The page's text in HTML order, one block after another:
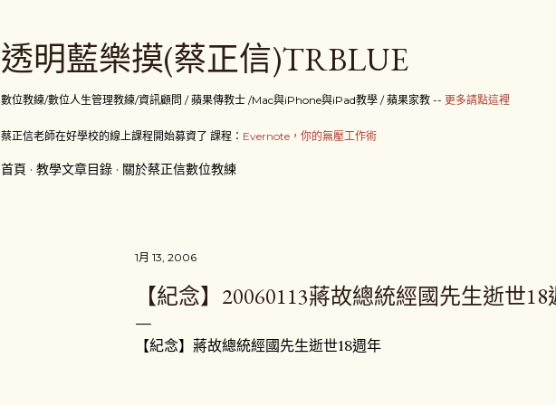
透明藍樂摸(蔡正信)TRBLUE
數位教練/數位人生管理教練/資訊顧問 / 蘋果傳教士 /Mac與iPhone與iPad教學 / 蘋果家教 -- 更多請點這裡
蔡正信老師在好學校的線上課程開始募資了 課程： Evernote，你的無壓工作術
首頁 教學文章目錄 關於蔡正信數位教練
1月 13, 2006
【紀念】20060113蔣故總統經國先生逝世
【紀念】蔣故總統經國先生逝世18週年